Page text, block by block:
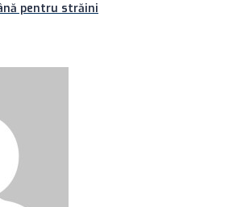
pentru străini